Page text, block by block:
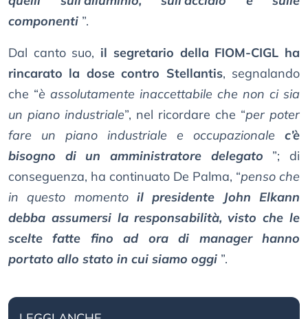
componenti ”.
Dal canto suo, il segretario della FIOM-CIGL ha
rincarato la dose contro Stellantis, segnalando
che “è assolutamente inaccettabile che non ci sia
un piano industriale”, nel ricordare che “per poter
fare un piano industriale e occupazionale c’è
bisogno di un amministratore delegato
”; di
conseguenza, ha continuato De Palma, “penso che
in questo momento il presidente John Elkann
debba assumersi la responsabilità, visto che le
scelte fatte fino ad ora di manager hanno
portato allo stato in cui siamo oggi ”.